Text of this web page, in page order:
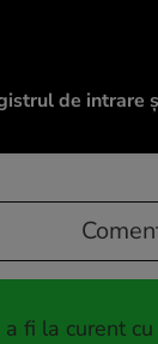
de intrare
fi la curent